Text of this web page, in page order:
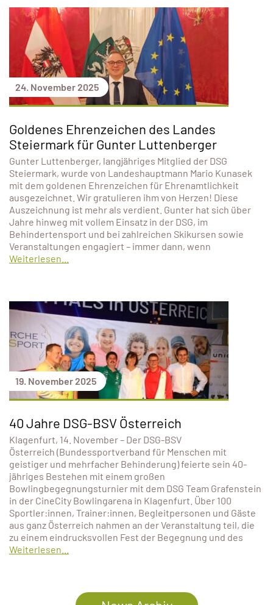
24. November 2025
Goldenes Ehrenzeichen des Landes
Steiermark für Gunter Luttenberger
Gunter Luttenberger, langjähriges Mitglied der DSG
Steiermark, wurde von Landeshauptmann Mario Kunasek
mit dem goldenen Ehrenzeichen für Ehrenamtlichkeit
ausgezeichnet. Wir gratulieren ihm von Herzen! Diese
Auszeichnung ist mehr als verdient. Gunter hat sich über
Jahre hinweg mit vollem Einsatz in der DSG, im
Behindertensport und bei zahlreichen Skikursen sowie
Veranstaltungen engagiert – immer dann, wenn
Weiterlesen...
19. November 2025
40 Jahre DSG-BSV Österreich
Klagenfurt, 14. November – Der DSG-BSV
Österreich (Bundessportverband für Menschen mit
geistiger und mehrfacher Behinderung) feierte sein 40-
jähriges Bestehen mit einem großen
Bowlingbegegnungsturnier mit dem DSG Team Grafenstein
in der CineCity Bowlingarena in Klagenfurt. Über 100
Sportler:innen, Trainer:innen, Begleitpersonen und Gäste
aus ganz Österreich nahmen an der Veranstaltung teil, die
zu einem eindrucksvollen Fest der Begegnung und des
Weiterlesen...